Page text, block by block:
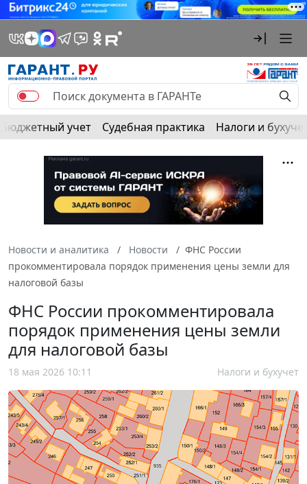
Бюджетный учет Судебная практика Налоги и
Новости и аналитика Новости
ФНС России
прокомментировала порядок применения цены земли для
налоговой базы
ФНС России прокомментировала
порядок применения цены земли
для налоговой базы
18 мая 2026 10:11 Налоги и бухучет